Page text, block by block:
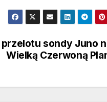
sondy Juno
Wielką Czerwoną